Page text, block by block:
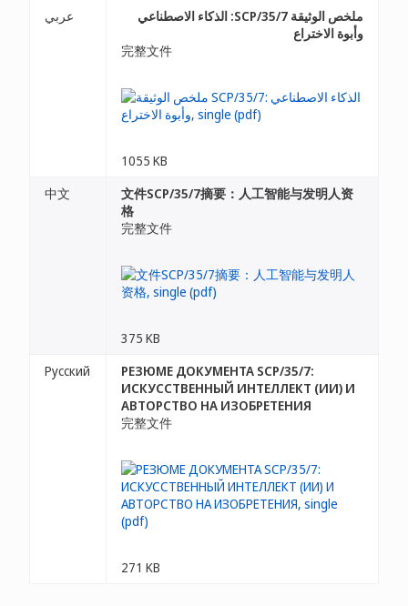
عربي
ملخص الوثيقة SCP/35/7: الذكاء الاصطناعي
وأبوة الاختراع
完整文件
1055 KB
中文
文件SCP/35/7摘要：人工智能与发明人资
格
完整文件
375 KB
Русский
РЕЗЮМЕ ДОКУМЕНТА SCP/35/7:
ИСКУССТВЕННЫЙ ИНТЕЛЛЕКТ (ИИ) И
АВТОРСТВО НА ИЗОБРЕТЕНИЯ
完整文件
271 KB